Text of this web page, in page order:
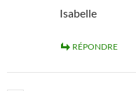
Isabelle
RÉPONDRE